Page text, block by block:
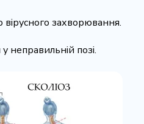
вірусного захворювання.
неправильній позі.